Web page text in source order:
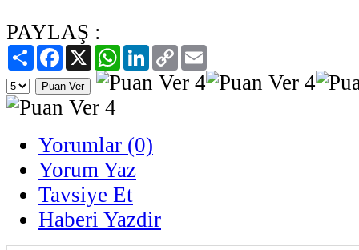
PAYLAŞ :
PaylaşFacebook
X WhatsAppLinkedIn
Copy
Link
Yorumlar (0)
Yorum Yaz
Tavsiye Et
Haberi Yazdir